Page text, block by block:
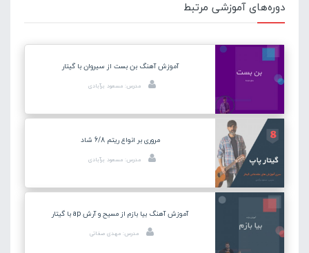
دوره‌های آموزشی مرتبط
آموزش آهنگ بن بست از سیروان با گیتار
مدرس: مسعود برآبادی
مروری بر انواع ریتم 6/8 شاد
مدرس: مسعود برآبادی
آموزش آهنگ بیا بازم از مسیح و آرش ap با گیتار
مدرس: مهدی صفاتی